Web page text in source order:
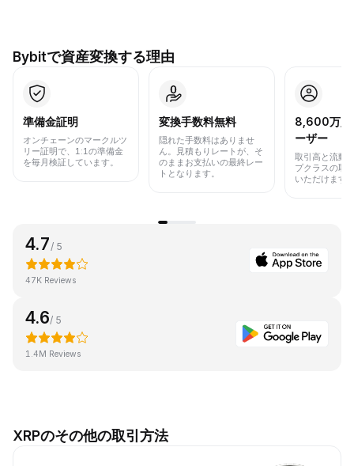
Bybitで資産変換する理由
準備金証明
オンチェーンのマークルツ
リー証明で、1:1の準備金
を毎月検証しています。
変換手数料無料
隠れた手数料はありませ
ん。見積もりレートが、そ
のままお支払いの最終レー
トとなります。
8,600万人
ーザー
取引高と流動
プクラスの取
いただけます
4.7 / 5
47K Reviews
4.6/ 5
1.4M Reviews
XRPのその他の取引方法